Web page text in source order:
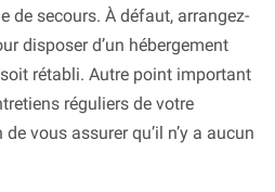
de secours. À défaut, arrangez-
disposer d’un hébergement
rétabli. Autre point important
réguliers de votre
de vous assurer qu’il n’y a aucun